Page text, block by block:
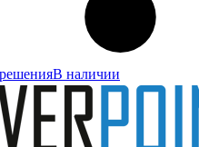
В наличии